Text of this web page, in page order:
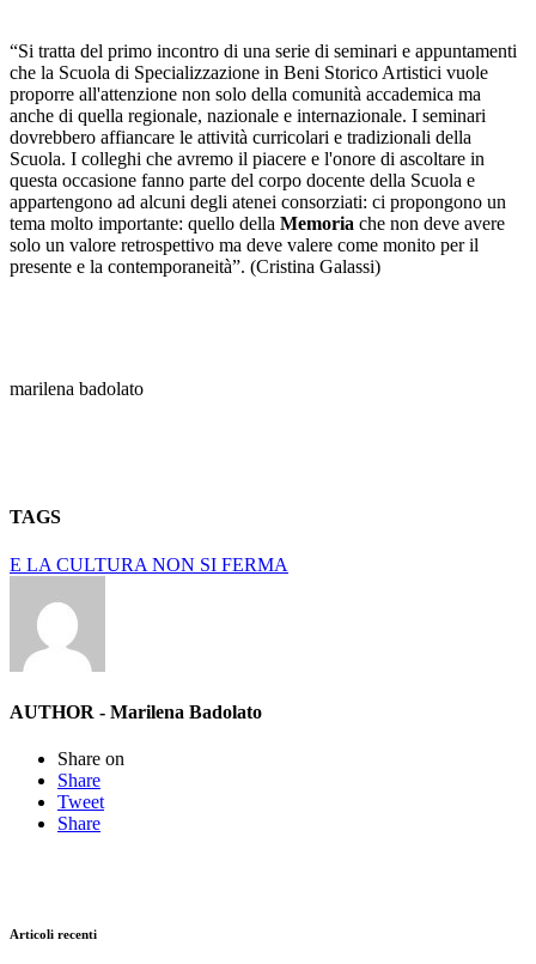
“Si tratta del primo incontro di una serie di seminari e appuntamenti
che la Scuola di Specializzazione in Beni Storico Artistici vuole
proporre all'attenzione non solo della comunità accademica ma
anche di quella regionale, nazionale e internazionale. I seminari
dovrebbero affiancare le attività curricolari e tradizionali della
Scuola. I colleghi che avremo il piacere e l'onore di ascoltare in
questa occasione fanno parte del corpo docente della Scuola e
appartengono ad alcuni degli atenei consorziati: ci propongono un
tema molto importante: quello della Memoria che non deve avere
solo un valore retrospettivo ma deve valere come monito per il
presente e la contemporaneità”. (Cristina Galassi)
marilena badolato
TAGS
E LA CULTURA NON SI FERMA
AUTHOR - Marilena Badolato
Share on
Share
Tweet
Share
Articoli recenti